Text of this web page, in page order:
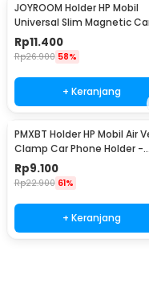
JOYROOM Holder HP Mobil
Universal Slim Magnetic
Phone Holder - F6
Rp11.400
Rp26.900 58%
+ Keranjang
PMXBT Holder HP Mobil Air
Clamp Car Phone Holder -
YC001
Rp9.100
Rp22.900 61%
+ Keranjang